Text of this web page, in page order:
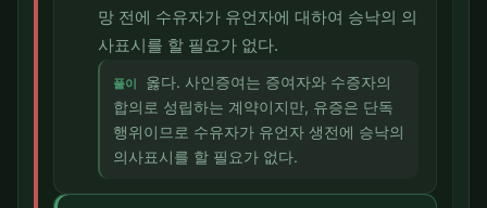
망 전에 수유자가 유언자에 대하여 승낙의 의
사표시를 할 필요가 없다.
풀이
옳다. 사인증여는 증여자와 수증자의
합의로 성립하는 계약이지만, 유증은 단독
행위이므로 수유자가 유언자 생전에 승낙의
의사표시를 할 필요가 없다.